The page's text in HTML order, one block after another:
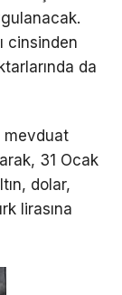
cinsinden
da
mevduat
31 Ocak
dolar,
lirasına